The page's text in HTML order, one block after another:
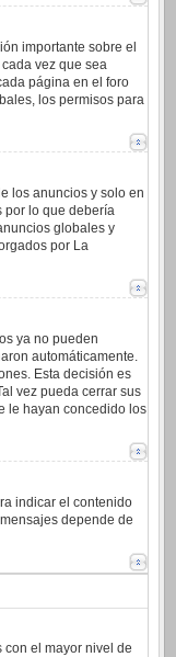
importante sobre el
vez que sea
página en el foro
los permisos para
los anuncios y solo en
por lo que debería
globales y
por La
ya no pueden
automáticamente.
Esta decisión es
vez pueda cerrar sus
le hayan concedido los
indicar el contenido
depende de
con el mayor nivel de